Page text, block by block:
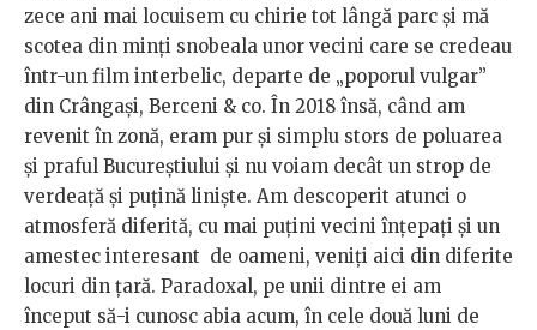
zece ani mai locuisem cu chirie tot lângă parc și mă
scotea din minți snobeala unor vecini care se credeau
într-un film interbelic, departe de „poporul vulgar”
din Crângași, Berceni & co. În 2018 însă, când am
revenit în zonă, eram pur și simplu stors de poluarea
și praful Bucureștiului și nu voiam decât un strop de
verdeață și puțină liniște. Am descoperit atunci o
atmosferă diferită, cu mai puțini vecini înțepați și un
amestec interesant de oameni, veniți aici din diferite
locuri din țară. Paradoxal, pe unii dintre ei am
început să-i cunosc abia acum, în cele două luni de